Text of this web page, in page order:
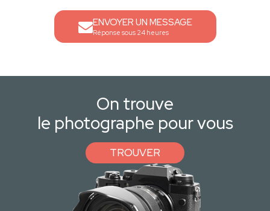
ENVOYER UN MESSAGE
Réponse sous 24 heures
On trouve
le photographe pour vous
TROUVER